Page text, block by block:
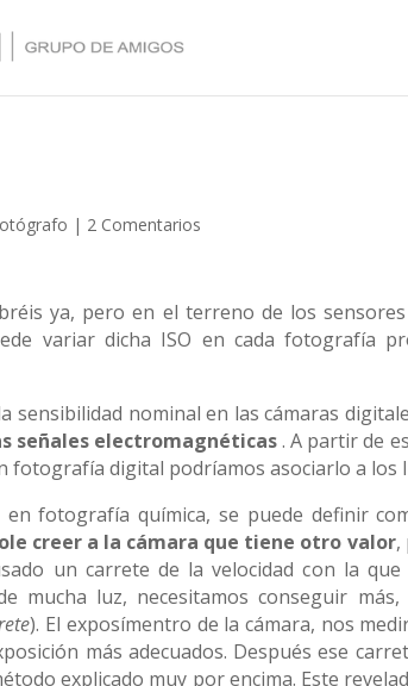
| 2 Comentarios
ya, pero en el terreno de los
variar dicha ISO en cada fotografía
sensibilidad nominal en las cámaras
señales electromagnéticas. A partir de
fotografía digital podríamos asociarlo a los
en fotografía química, se puede definir
creer a la cámara que tiene otro valor,
un carrete de la velocidad con la
mucha luz, necesitamos conseguir
). El exposímentro de la cámara, nos
más adecuados. Después ese
explicado muy por encima. Este